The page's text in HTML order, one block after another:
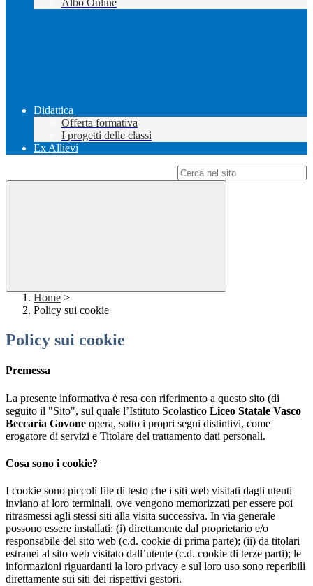
Albo Online
Didattica
Offerta formativa
I progetti delle classi
Ex Allievi
Home >
Policy sui cookie
Policy sui cookie
Premessa
La presente informativa è resa con riferimento a questo sito (di
seguito il "Sito", sul quale l’Istituto Scolastico Liceo Statale Vasco
Beccaria Govone opera, sotto i propri segni distintivi, come
erogatore di servizi e Titolare del trattamento dati personali.
Cosa sono i cookie?
I cookie sono piccoli file di testo che i siti web visitati dagli utenti
inviano ai loro terminali, ove vengono memorizzati per essere poi
ritrasmessi agli stessi siti alla visita successiva. In via generale
possono essere installati: (i) direttamente dal proprietario e/o
responsabile del sito web (c.d. cookie di prima parte); (ii) da titolari
estranei al sito web visitato dall’utente (c.d. cookie di terze parti); le
informazioni riguardanti la loro privacy e sul loro uso sono reperibili
direttamente sui siti dei rispettivi gestori.